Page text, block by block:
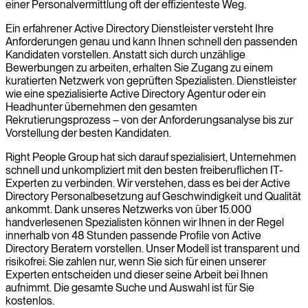
einer Personalvermittlung oft der effizienteste Weg.
Ein erfahrener Active Directory Dienstleister versteht Ihre
Anforderungen genau und kann Ihnen schnell den passenden
Kandidaten vorstellen. Anstatt sich durch unzählige
Bewerbungen zu arbeiten, erhalten Sie Zugang zu einem
kuratierten Netzwerk von geprüften Spezialisten. Dienstleister
wie eine spezialisierte Active Directory Agentur oder ein
Headhunter übernehmen den gesamten
Rekrutierungsprozess – von der Anforderungsanalyse bis zur
Vorstellung der besten Kandidaten.
Right People Group hat sich darauf spezialisiert, Unternehmen
schnell und unkompliziert mit den besten freiberuflichen IT-
Experten zu verbinden. Wir verstehen, dass es bei der Active
Directory Personalbesetzung auf Geschwindigkeit und Qualität
ankommt. Dank unseres Netzwerks von über 15.000
handverlesenen Spezialisten können wir Ihnen in der Regel
innerhalb von 48 Stunden passende Profile von Active
Directory Beratern vorstellen. Unser Modell ist transparent und
risikofrei: Sie zahlen nur, wenn Sie sich für einen unserer
Experten entscheiden und dieser seine Arbeit bei Ihnen
aufnimmt. Die gesamte Suche und Auswahl ist für Sie
kostenlos.